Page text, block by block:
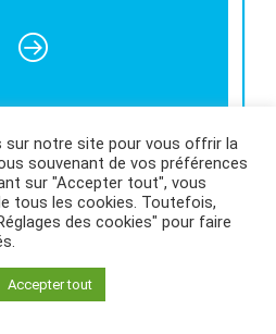
ET CONDITIONS GÉNÉRALES
DES COOKIES|
sur notre site pour vous offrir la
souvenant de vos préférences
sur "Accepter tout", vous
tous les cookies. Toutefois,
des cookies" pour faire
Accepter tout